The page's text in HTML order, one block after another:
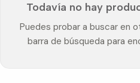
Todavía no hay
Puedes probar a buscar en
barra de búsqueda para